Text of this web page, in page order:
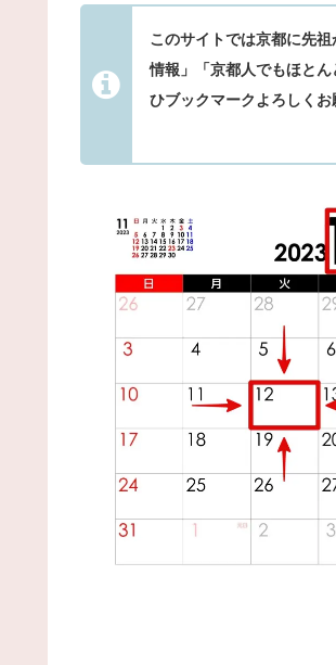
このサイトでは京都に先
情報」「京都人でもほと
ひブックマークよろしくお